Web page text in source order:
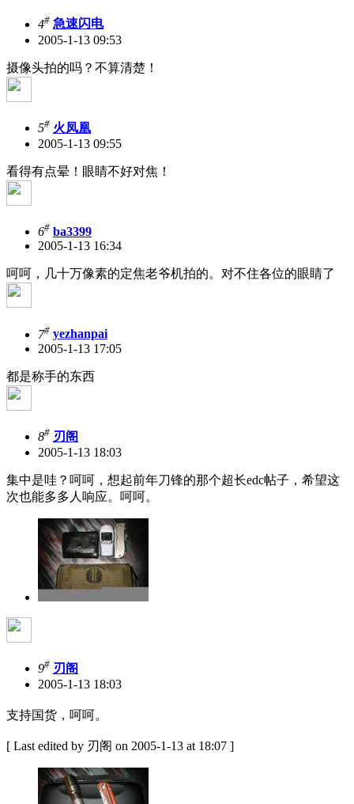
4# 急速闪电
2005-1-13 09:53
摄像头拍的吗？不算清楚！
5# 火凤凰
2005-1-13 09:55
看得有点晕！眼睛不好对焦！
6# ba3399
2005-1-13 16:34
呵呵，几十万像素的定焦老爷机拍的。对不住各位的眼睛了
7# yezhanpai
2005-1-13 17:05
都是称手的东西
8# 刃阁
2005-1-13 18:03
集中是哇？呵呵，想起前年刀锋的那个超长edc帖子，希望这
次也能多多人响应。呵呵。
9# 刃阁
2005-1-13 18:03
支持国货，呵呵。
[ Last edited by 刃阁 on 2005-1-13 at 18:07 ]